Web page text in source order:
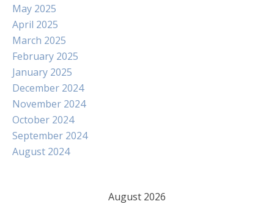
May 2025
April 2025
March 2025
February 2025
January 2025
December 2024
November 2024
October 2024
September 2024
August 2024
August 2026